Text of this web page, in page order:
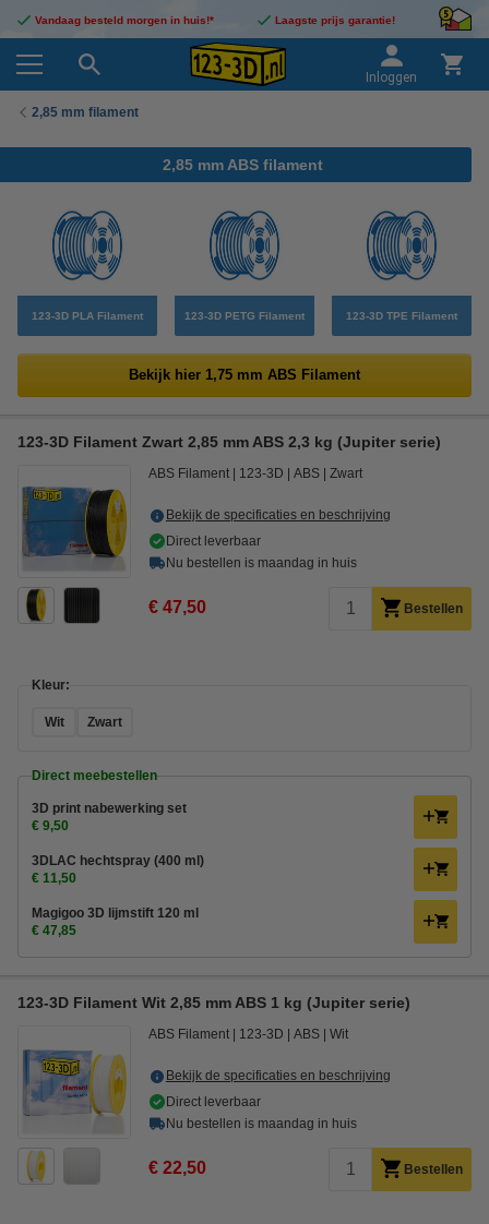
Vandaag besteld morgen in huis!* Laagste prijs garantie!
Inloggen
2,85 mm filament
2,85 mm ABS filament
123-3D PLA Filament 123-3D PETG Filament 123-3D TPE Filament
Bekijk hier 1,75 mm ABS Filament
123-3D Filament Zwart 2,85 mm ABS 2,3 kg (Jupiter serie)
ABS Filament 123-3D ABS Zwart
Bekijk de specificaties en beschrijving
Direct leverbaar
Nu bestellen is maandag in huis
€ 47,50 Bestellen
Kleur:
Wit Zwart
Direct meebestellen
3D print nabewerking set
€ 9,50
3DLAC hechtspray (400 ml)
€ 11,50
Magigoo 3D lijmstift 120 ml
€ 47,85
123-3D Filament Wit 2,85 mm ABS 1 kg (Jupiter serie)
ABS Filament 123-3D ABS Wit
Bekijk de specificaties en beschrijving
Direct leverbaar
Nu bestellen is maandag in huis
€ 22,50 Bestellen